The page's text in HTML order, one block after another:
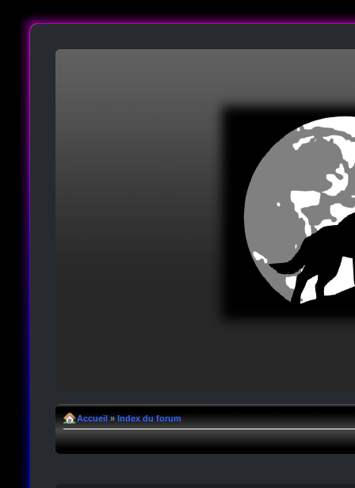
Accueil » Index du forum